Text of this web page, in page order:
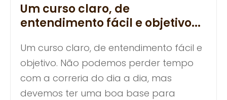
Um curso claro, de
entendimento fácil e objetivo...
Um curso claro, de entendimento fácil e
objetivo. Não podemos perder tempo
com a correria do dia a dia, mas
devemos ter uma boa base para